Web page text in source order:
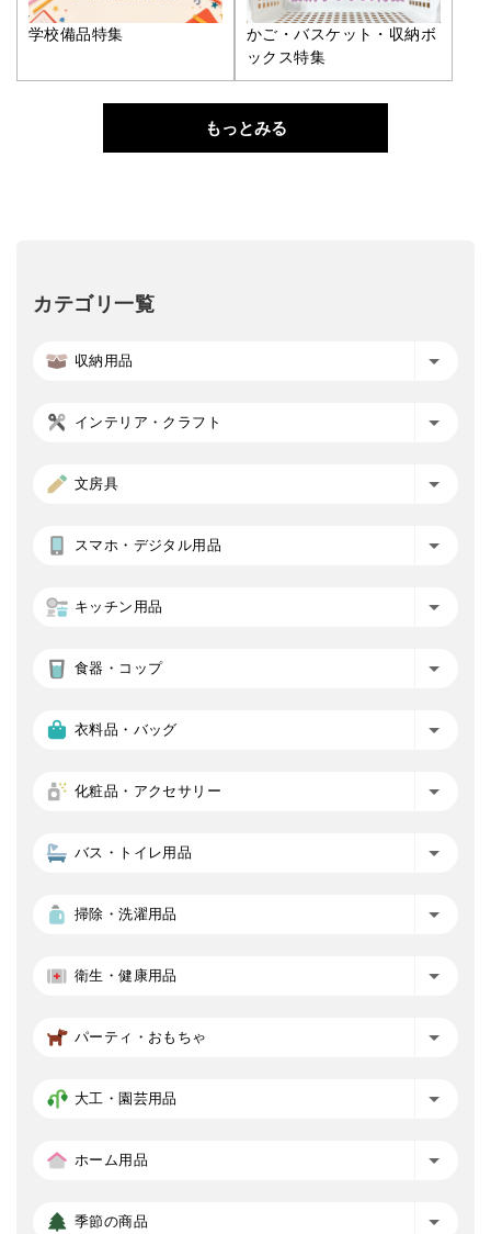
学校備品特集
かご・バスケット・収納ボ
ックス特集
もっとみる
カテゴリ一覧
収納用品
インテリア・クラフト
文房具
スマホ・デジタル用品
キッチン用品
食器・コップ
衣料品・バッグ
化粧品・アクセサリー
バス・トイレ用品
掃除・洗濯用品
衛生・健康用品
パーティ・おもちゃ
大工・園芸用品
ホーム用品
季節の商品